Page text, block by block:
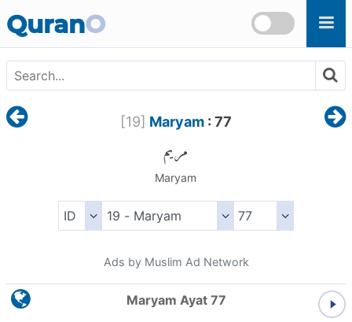
QuranO
[19] Maryam: 77
مريم
Maryam
Ads by Muslim Ad Network
Maryam Ayat 77